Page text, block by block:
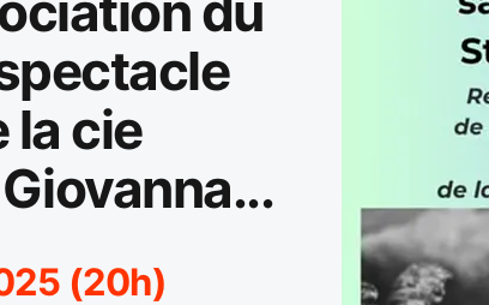
la cie
(20h)